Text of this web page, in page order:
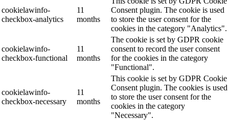
cookielawinfo-
checkbox-analytics
11
months
Consent plugin. The cookie is used
to store the user consent for the
cookies in the category "Analytics".
cookielawinfo-
checkbox-functional
11
months
The cookie is set by GDPR cookie
consent to record the user consent
for the cookies in the category
"Functional".
cookielawinfo-
checkbox-necessary
11
months
This cookie is set by GDPR Cookie
Consent plugin. The cookies is used
to store the user consent for the
cookies in the category
"Necessary".